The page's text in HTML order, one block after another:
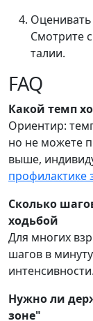
Смотрите
талии.
FAQ
Какой темп
Ориентир:
но не можете
выше,
профилактике
Сколько
ходьбой
Для многих
шагов в
Нужно ли
зоне"